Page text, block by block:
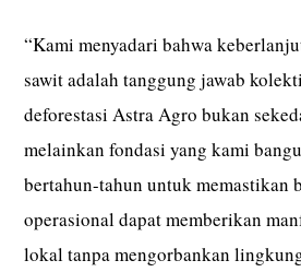
“Kami menyadari bahwa
sawit adalah tanggung jawab
deforestasi Astra Agro bukan
melainkan fondasi yang kami
bertahun-tahun untuk memastikan
operasional dapat memberikan
lokal tanpa mengorbankan